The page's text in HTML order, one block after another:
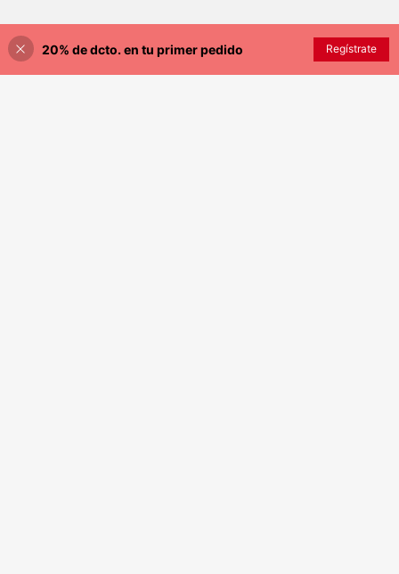
¡20% DE DESCUENTO! AÑADIR A LA BOLSA
20% de dcto. en tu primer pedido Regístrate